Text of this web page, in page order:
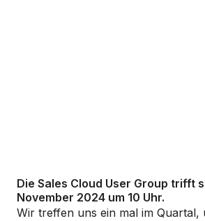
Die Sales Cloud User Group trifft
November 2024 um 10 Uhr.
Wir treffen uns ein mal im Quartal,